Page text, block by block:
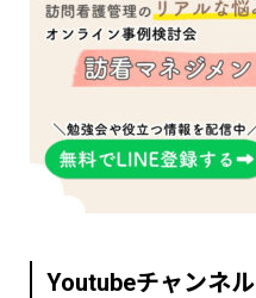
Youtubeチャンネル